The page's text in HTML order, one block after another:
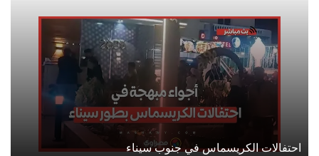
احتفالات الكريسماس في جنوب سيناء